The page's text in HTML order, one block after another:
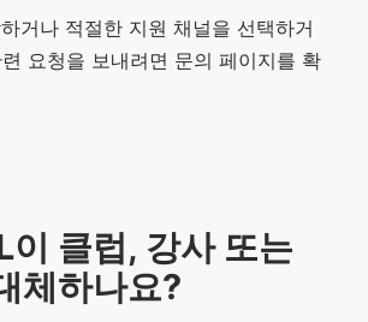
거나 적절한 지원 채널을 선택하거
요청을 보내려면 문의 페이지를 확
이 클럽, 강사 또는
체하나요?